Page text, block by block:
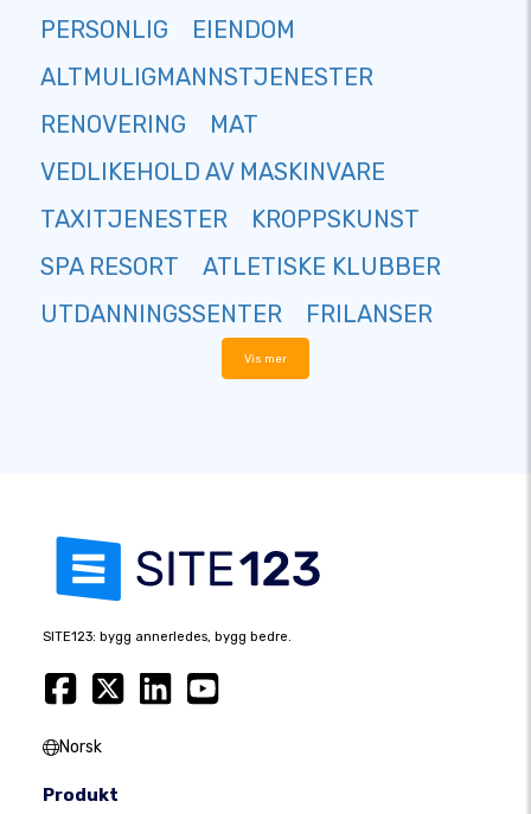
PERSONLIG
EIENDOM
ALTMULIGMANNSTJENESTER
RENOVERING
MAT
VEDLIKEHOLD AV MASKINVARE
TAXITJENESTER
KROPPSKUNST
SPA RESORT
ATLETISKE KLUBBER
UTDANNINGSSENTER
FRILANSER
Vis mer
SITE123: bygg annerledes, bygg bedre.
Norsk
Produkt